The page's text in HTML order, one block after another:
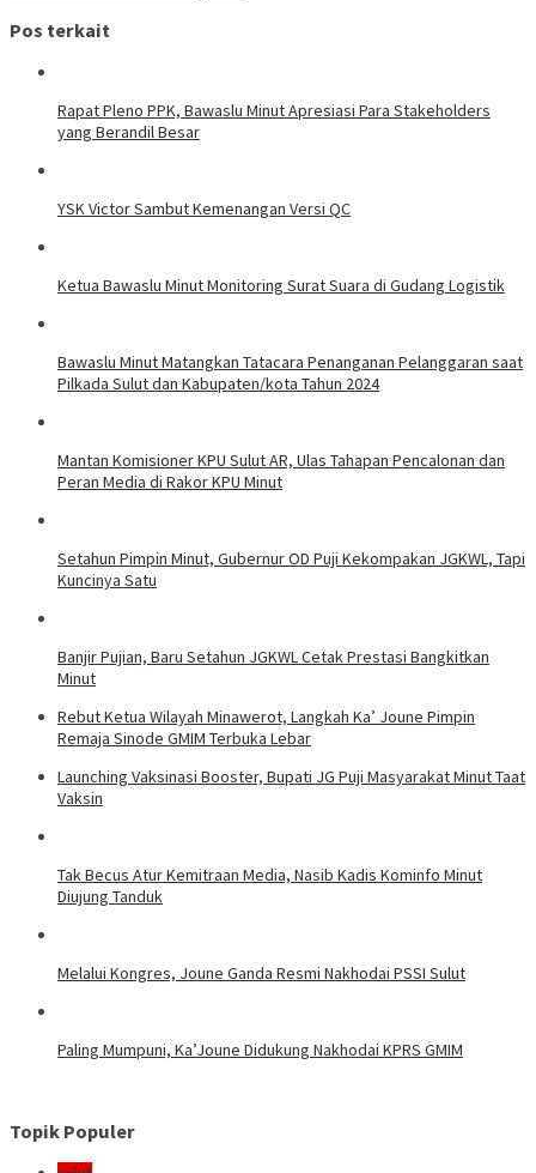
Pos terkait
Rapat Pleno PPK, Bawaslu Minut Apresiasi Para Stakeholders
yang Berandil Besar
YSK Victor Sambut Kemenangan Versi QC
Ketua Bawaslu Minut Monitoring Surat Suara di Gudang Logistik
Bawaslu Minut Matangkan Tatacara Penanganan Pelanggaran saat
Pilkada Sulut dan Kabupaten/kota Tahun 2024
Mantan Komisioner KPU Sulut AR, Ulas Tahapan Pencalonan dan
Peran Media di Rakor KPU Minut
Setahun Pimpin Minut, Gubernur OD Puji Kekompakan JGKWL, Tapi
Kuncinya Satu
Banjir Pujian, Baru Setahun JGKWL Cetak Prestasi Bangkitkan
Minut
Rebut Ketua Wilayah Minawerot, Langkah Ka’ Joune Pimpin
Remaja Sinode GMIM Terbuka Lebar
Launching Vaksinasi Booster, Bupati JG Puji Masyarakat Minut Taat
Vaksin
Tak Becus Atur Kemitraan Media, Nasib Kadis Kominfo Minut
Diujung Tanduk
Melalui Kongres, Joune Ganda Resmi Nakhodai PSSI Sulut
Paling Mumpuni, Ka’Joune Didukung Nakhodai KPRS GMIM
Topik Populer